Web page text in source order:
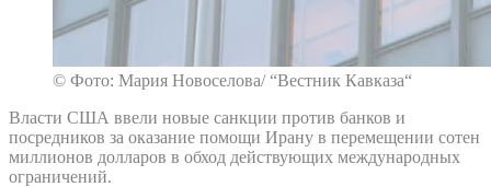
© Фото: Мария Новоселова/ “Вестник Кавказа“
Власти США ввели новые санкции против банков и
посредников за оказание помощи Ирану в перемещении сотен
миллионов долларов в обход действующих международных
ограничений.